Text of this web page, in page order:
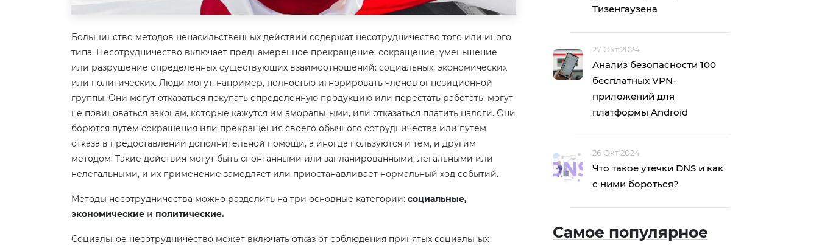
Большинство методов ненасильственных действий содержат несотрудничество того или иного
типа. Несотрудничество включает преднамеренное прекращение, сокращение, уменьшение
или разрушение определенных существующих взаимоотношений: социальных, экономических
или политических. Люди могут, например, полностью игнорировать членов оппозиционной
группы. Они могут отказаться покупать определенную продукцию или перестать работать; могут
не повиноваться законам, которые кажутся им аморальными, или отказаться платить налоги. Они
борются путем сокрашения или прекращения своего обычного сотрудничества или путем
отказа в предоставлении дополнительной помощи, а иногда пользуются и тем, и другим
методом. Такие действия могут быть спонтанными или запланированными, легальными или
нелегальными, и их применение замедляет или приостанавливает нормальный ход событий.
Методы несотрудничества можно разделить на три основные категории: социальные,
экономические и политические.
Социальное несотрудничество может включать отказ от соблюдения принятых социальных
Тизенгаузена
27 Окт 2024
Анализ безопасности 100
бесплатных VPN-
приложений для
платформы Android
26 Окт 2024
Что такое утечки DNS и как
с ними бороться?
Самое популярное